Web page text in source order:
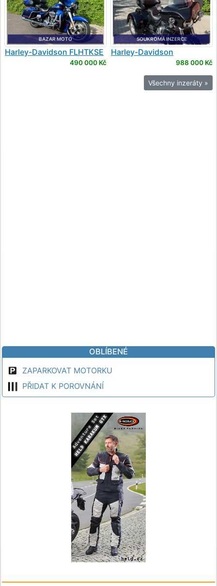
BAZAR MOTO
Harley-Davidson FLHTKSE
ULTRA LIMITED CVO490 000 Kč
SOUKROMÁ INZERCE
Harley-Davidson
FLHTCUTG Tri Glide Ultra
988 000 Kč
Všechny inzeráty »
OBLÍBENÉ
ZAPARKOVAT MOTORKU
PŘIDAT K POROVNÁNÍ